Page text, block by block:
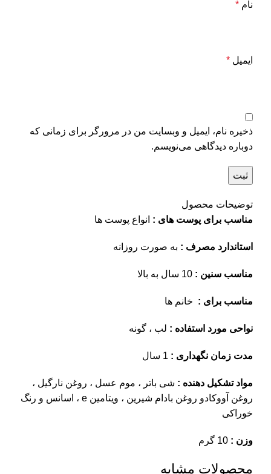
نام *
ایمیل *
ذخیره نام، ایمیل و وبسایت من در مرورگر برای زمانی که
دوباره دیدگاهی می‌نویسم.
توضیحات محصول
مناسب برای پوست های : انواع پوست ها
استاندارد مصرف : به صورت روزانه
مناسب سنین :
مناسب برای : خانم ها
نواحی مورد استفاده : لب ، گونه
مدت زمان نگهداری : 1 سال
مواد تشکیل دهنده : شی باتر ، موم عسل ، روغن نارگیل ،
روغن آووکادو روغن بادام شیرین ، ویتامین e ، اسانس و رنگ
خوراکی
وزن :
محصولات مشابه